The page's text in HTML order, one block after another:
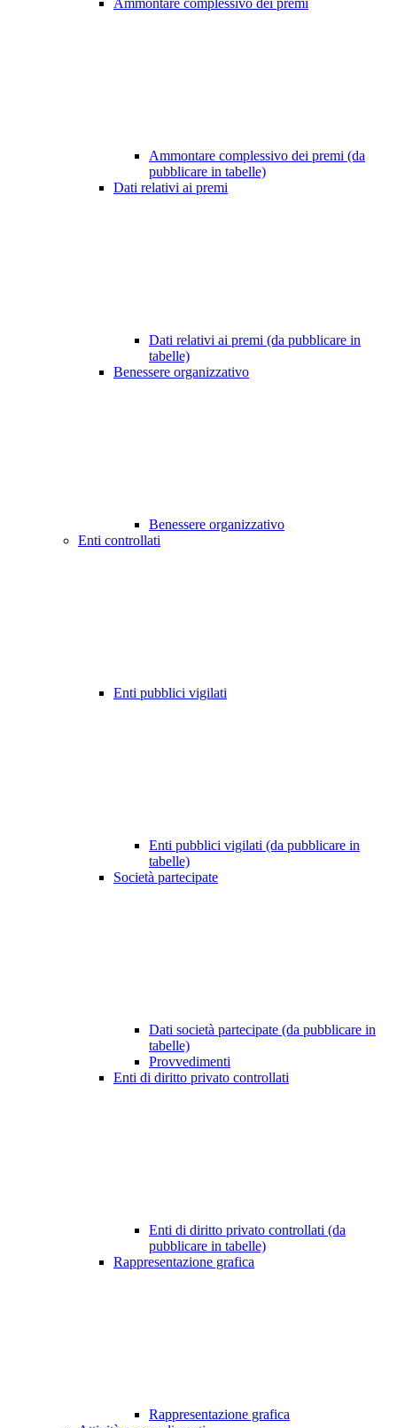
Ammontare complessivo dei premi
Ammontare complessivo dei premi (da
pubblicare in tabelle)
Dati relativi ai premi
Dati relativi ai premi (da pubblicare in
tabelle)
Benessere organizzativo
Benessere organizzativo
Enti controllati
Enti pubblici vigilati
Enti pubblici vigilati (da pubblicare in
tabelle)
Società partecipate
Dati società partecipate (da pubblicare in
tabelle)
Provvedimenti
Enti di diritto privato controllati
Enti di diritto privato controllati (da
pubblicare in tabelle)
Rappresentazione grafica
Rappresentazione grafica